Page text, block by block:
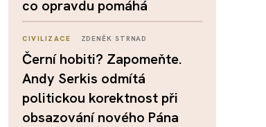
co opravdu pomáhá
CIVILIZACE ZDENĚK STRNAD
Černí hobiti? Zapomeňte.
Andy Serkis odmítá
politickou korektnost při
obsazování nového Pána